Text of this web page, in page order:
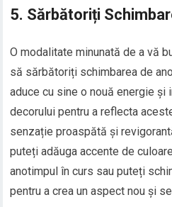
5. Sărbătoriți
O modalitate minunată de a vă
să sărbătoriți schimbarea de
aduce cu sine o nouă energie și
decorului pentru a reflecta
senzație proaspătă și
puteți adăuga accente de
anotimpul în curs sau puteți
pentru a crea un aspect nou și